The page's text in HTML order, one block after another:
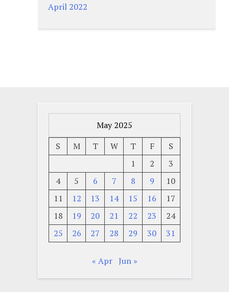
April 2022
May 2025
S
M T W T F
S
1
2
3
4
5 6 7 8 9
10
11
12 13 14 15 16
17
18
19 20 21 22 23
24
25
26 27 28 29 30 31
« Apr Jun »